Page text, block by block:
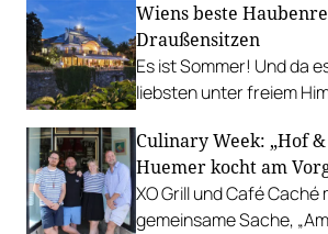
Wiens beste
Draußensitzen
Es ist Sommer! Und da
liebsten unter freiem
Gastgarten.
Culinary Week: „Hof
Huemer kocht am
XO Grill und Café Caché
gemeinsame Sache,